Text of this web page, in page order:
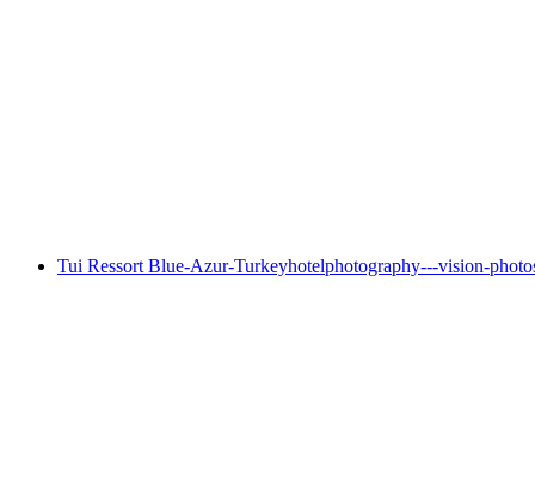
Tui Ressort Blue-Azur-Turkeyhotelphotography---vision-